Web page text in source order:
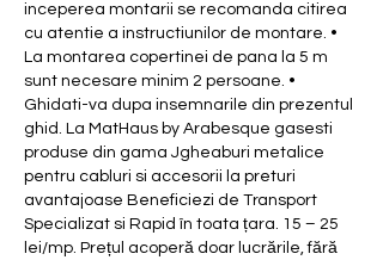
inceperea montarii se recomanda citirea
cu atentie a instructiunilor de montare. •
La montarea copertinei de pana la 5 m
sunt necesare minim 2 persoane. •
Ghidati-va dupa insemnarile din prezentul
ghid. La MatHaus by Arabesque gasesti
produse din gama Jgheaburi metalice
pentru cabluri si accesorii la preturi
avantajoase Beneficiezi de Transport
Specializat si Rapid în toata țara. 15 – 25
lei/mp. Prețul acoperă doar lucrările, fără